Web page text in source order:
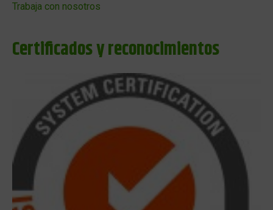
Trabaja con nosotros
Certificados y reconocimientos